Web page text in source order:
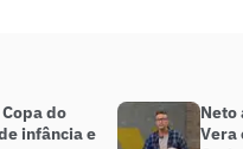
do
infância e
Neto
Vera